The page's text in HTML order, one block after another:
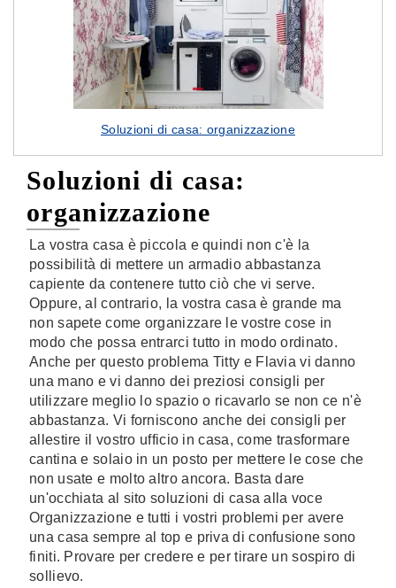
Soluzioni di casa: organizzazione
Soluzioni di casa:
organizzazione
La vostra casa è piccola e quindi non c'è la
possibilità di mettere un armadio abbastanza
capiente da contenere tutto ciò che vi serve.
Oppure, al contrario, la vostra casa è grande ma
non sapete come organizzare le vostre cose in
modo che possa entrarci tutto in modo ordinato.
Anche per questo problema Titty e Flavia vi danno
una mano e vi danno dei preziosi consigli per
utilizzare meglio lo spazio o ricavarlo se non ce n'è
abbastanza. Vi forniscono anche dei consigli per
allestire il vostro ufficio in casa, come trasformare
cantina e solaio in un posto per mettere le cose che
non usate e molto altro ancora. Basta dare
un'occhiata al sito soluzioni di casa alla voce
Organizzazione e tutti i vostri problemi per avere
una casa sempre al top e priva di confusione sono
finiti. Provare per credere e per tirare un sospiro di
sollievo.